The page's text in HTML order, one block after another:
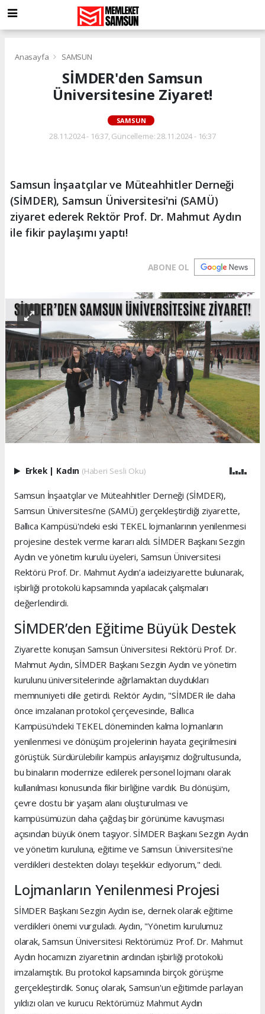
Anasayfa SAMSUN
SİMDER'den Samsun
Üniversitesine Ziyaret!
SAMSUN
28.11.2024 - 16:37, Güncelleme: 28.11.2024 - 16:37
Samsun İnşaatçılar ve Müteahhitler Derneği
(SİMDER), Samsun Üniversitesi'ni (SAMÜ)
ziyaret ederek Rektör Prof. Dr. Mahmut Aydın
ile fikir paylaşımı yaptı!
ABONE OL
Erkek | Kadın (Haberi Sesli Oku)
Samsun İnşaatçılar ve Müteahhitler Derneği (SİMDER),
Samsun Üniversitesi'ne (SAMÜ) gerçekleştirdiği ziyarette,
Ballıca Kampüsü'ndeki eski TEKEL lojmanlarının yenilenmesi
projesine destek verme kararı aldı. SİMDER Başkanı Sezgin
Aydın ve yönetim kurulu üyeleri, Samsun Üniversitesi
Rektörü Prof. Dr. Mahmut Aydın’a iadeiziyarette bulunarak,
işbirliği protokolü kapsamında yapılacak çalışmaları
değerlendirdi.
SİMDER’den Eğitime Büyük Destek
Ziyarette konuşan Samsun Üniversitesi Rektörü Prof. Dr.
Mahmut Aydın, SİMDER Başkanı Sezgin Aydın ve yönetim
kurulunu üniversitelerinde ağırlamaktan duydukları
memnuniyeti dile getirdi. Rektör Aydın, "SİMDER ile daha
önce imzalanan protokol çerçevesinde, Ballıca
Kampüsü'ndeki TEKEL döneminden kalma lojmanların
yenilenmesi ve dönüşüm projelerinin hayata geçirilmesini
görüştük. Sürdürülebilir kampüs anlayışımız doğrultusunda,
bu binaların modernize edilerek personel lojmanı olarak
kullanılması konusunda fikir birliğine vardık. Bu dönüşüm,
çevre dostu bir yaşam alanı oluşturulması ve
kampüsümüzün daha çağdaş bir görünüme kavuşması
açısından büyük önem taşıyor. SİMDER Başkanı Sezgin Aydın
ve yönetim kuruluna, eğitime ve Samsun Üniversitesi'ne
verdikleri destekten dolayı teşekkür ediyorum," dedi.
Lojmanların Yenilenmesi Projesi
SİMDER Başkanı Sezgin Aydın ise, dernek olarak eğitime
verdikleri önemi vurguladı. Aydın, "Yönetim kurulumuz
olarak, Samsun Üniversitesi Rektörümüz Prof. Dr. Mahmut
Aydın hocamızın ziyaretinin ardından işbirliği protokolü
imzalamıştık. Bu protokol kapsamında birçok görüşme
gerçekleştirdik. Sonuç olarak, Samsun'un eğitimde parlayan
yıldızı olan ve kurucu Rektörümüz Mahmut Aydın